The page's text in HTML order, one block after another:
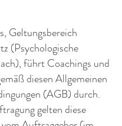
Geltungsbereich
(Psychologische
führt Coachings und
diesen Allgemeinen
(AGB) durch.
gelten diese